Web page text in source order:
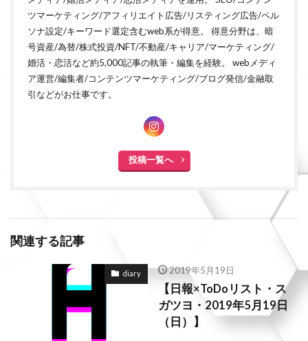
ツマーケティング/アフィリエイト広告/リスティング広告/ペル
ソナ設定/キーワード選定含むweb系が得意。 得意分野は、暗
号資産/為替/株式投資/NFT/不動産/キャリア/マーケティング/
婚活・恋活など約5,000記事の執筆・編集を経験。 webメディ
ア運営/編集者/コンテンツマーケティング/ブログ発信/金融取
引などがお仕事です。
投稿一覧へ
関連する記事
diary 2019年5月19日
【日報×ToDoリスト・ス
ガツヨ・2019年5月19日
（日）】